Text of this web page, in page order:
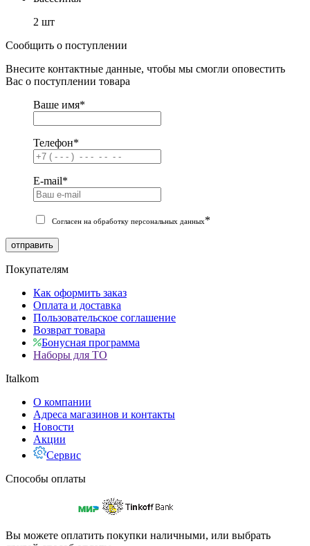
2 шт
Сообщить о поступлении
Внесите контактные данные, чтобы мы смогли оповестить
Вас о поступлении товара
Ваше имя*
Телефон*
E-mail*
Согласен на обработку персональных данных*
отправить
Покупателям
Как оформить заказ
Оплата и доставка
Пользовательское соглашение
Возврат товара
Бонусная программа
Наборы для ТО
Italkom
О компании
Адреса магазинов и контакты
Новости
Акции
Сервис
Способы оплаты
Вы можете оплатить покупки наличными, или выбрать